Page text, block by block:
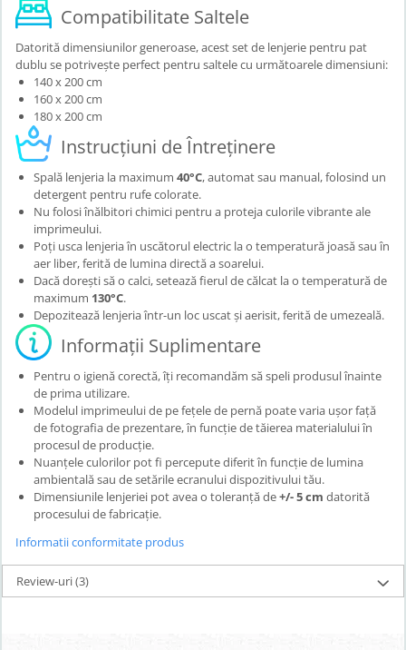
Compatibilitate Saltele
Datorită dimensiunilor generoase, acest set de lenjerie pentru pat
dublu se potrivește perfect pentru saltele cu următoarele dimensiuni:
140 x 200 cm
160 x 200 cm
180 x 200 cm
Instrucțiuni de Întreținere
Spală lenjeria la maximum40°C, automat sau manual, folosind un
detergent pentru rufe colorate.
Nu folosi înălbitori chimici pentru a proteja culorile vibrante ale
imprimeului.
Poți usca lenjeria în uscătorul electric la o temperatură joasă sau în
aer liber, ferită de lumina directă a soarelui.
Dacă dorești să o calci, setează fierul de călcat la o temperatură de
maximum 130°C.
Depozitează lenjeria într-un loc uscat și aerisit, ferită de umezeală.
Informații Suplimentare
Pentru o igienă corectă, îți recomandăm să speli produsul înainte
de prima utilizare.
Modelul imprimeului de pe fețele de pernă poate varia ușor față
de fotografia de prezentare, în funcție de tăierea materialului în
procesul de producție.
Nuanțele culorilor pot fi percepute diferit în funcție de lumina
ambientală sau de setările ecranului dispozitivului tău.
Dimensiunile lenjeriei pot avea o toleranță de+/- 5 cm datorită
procesului de fabricație.
Informatii conformitate produs
Review-uri(3)